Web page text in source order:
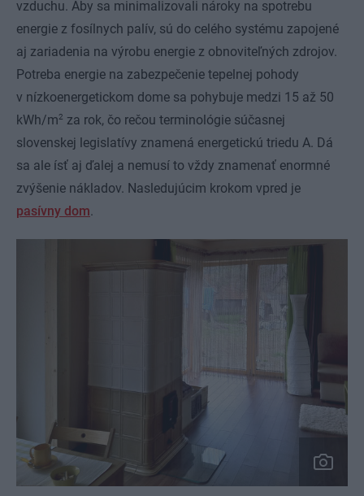
vzduchu. Aby sa minimalizovali nároky na spotrebu
energie z fosílnych palív, sú do celého systému zapojené
aj zariadenia na výrobu energie z obnoviteľných zdrojov.
Potreba energie na zabezpečenie tepelnej pohody
v nízkoenergetickom dome sa pohybuje medzi 15 až 50
kWh/m2 za rok, čo rečou terminológie súčasnej
slovenskej legislatívy znamená energetickú triedu A. Dá
sa ale ísť aj ďalej a nemusí to vždy znamenať enormné
zvýšenie nákladov. Nasledujúcim krokom vpred je
pasívny dom.